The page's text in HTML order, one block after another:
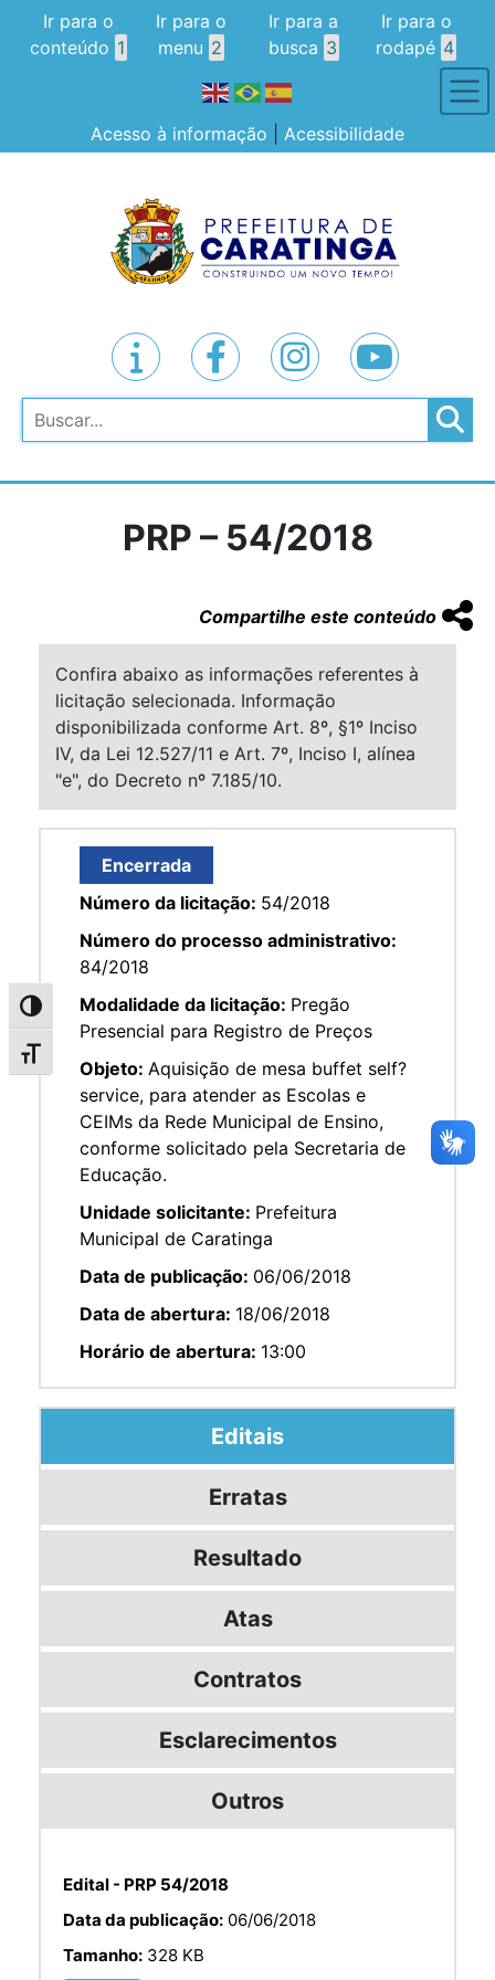
Alternar alto contraste
Alternar tamanho da fonte
Ir para o
conteúdo 1
Ir para o
menu 2
Ir para a
busca 3
Ir para o
rodapé 4
Acesso à informação Acessibilidade
Pesquisar
PRP – 54/2018
Compartilhe este conteúdo
Confira abaixo as informações referentes à
licitação selecionada. Informação
disponibilizada conforme Art. 8º, §1º Inciso
IV, da Lei 12.527/11 e Art. 7º, Inciso I, alínea
"e", do Decreto nº 7.185/10.
Encerrada
Número da licitação: 54/2018
Número do processo administrativo:
84/2018
Modalidade da licitação: Pregão
Presencial para Registro de Preços
Objeto: Aquisição de mesa buffet self?
service, para atender as Escolas e
CEIMs da Rede Municipal de Ensino,
conforme solicitado pela Secretaria de
Educação.
Unidade solicitante: Prefeitura
Municipal de Caratinga
Data de publicação: 06/06/2018
Data de abertura: 18/06/2018
Horário de abertura: 13:00
Editais
Erratas
Resultado
Atas
Contratos
Esclarecimentos
Outros
Edital - PRP 54/2018
Data da publicação: 06/06/2018
Tamanho: 328 KB